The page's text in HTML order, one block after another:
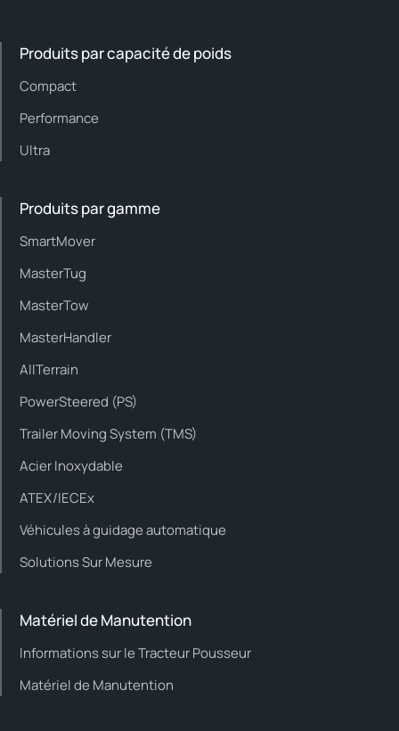
Produits par capacité de poids
Compact
Performance
Ultra
Produits par gamme
SmartMover
MasterTug
MasterTow
MasterHandler
AllTerrain
PowerSteered (PS)
Trailer Moving System (TMS)
Acier Inoxydable
ATEX/IECEx
Véhicules à guidage automatique
Solutions Sur Mesure
Matériel de Manutention
Informations sur le Tracteur Pousseur
Matériel de Manutention